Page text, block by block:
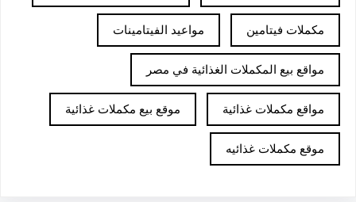
مكملات فيتامين مواعيد الفيتامينات
مواقع بيع المكملات الغذائية في مصر
مواقع مكملات غذائية موقع بيع مكملات غذائية
موقع مكملات غذائيه